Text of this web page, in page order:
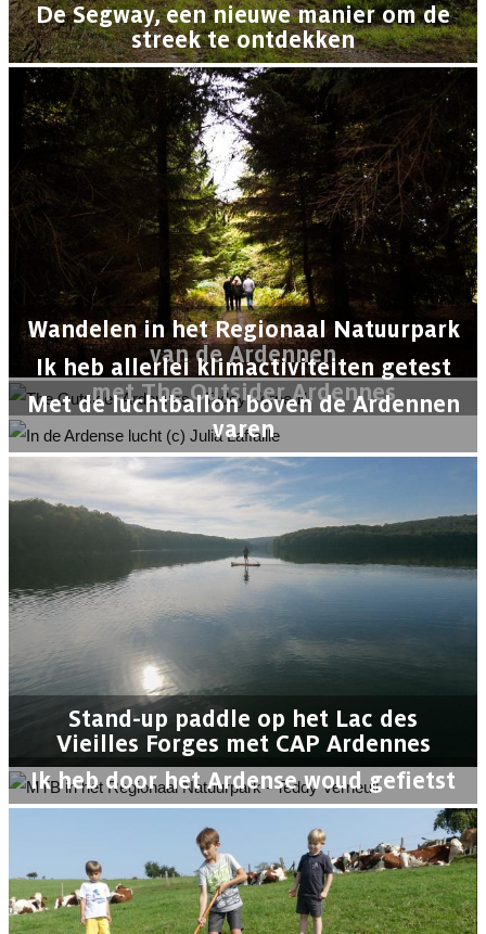
De Segway, een nieuwe manier om de
streek te ontdekken
Wandelen in het Regionaal Natuurpark
van de Ardennen
Ik heb allerlei klimactiviteiten getest
met The Outsider Ardennes
Met de luchtballon boven de Ardennen
varen
Stand-up paddle op het Lac des
Vieilles Forges met CAP Ardennes
Ik heb door het Ardense woud gefietst